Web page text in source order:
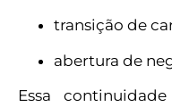
transição de
abertura de
Essa